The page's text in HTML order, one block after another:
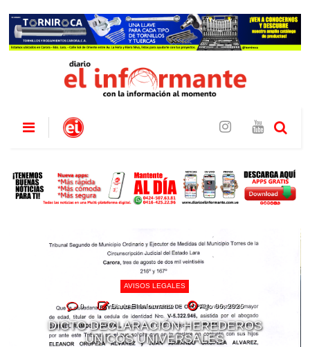
AVISOS LEGALES
0 Diario El Informante Ago 06, 2026
DICTO DECLARACIÓN HEREDEROS
ÚNICOS UNIVERSALES